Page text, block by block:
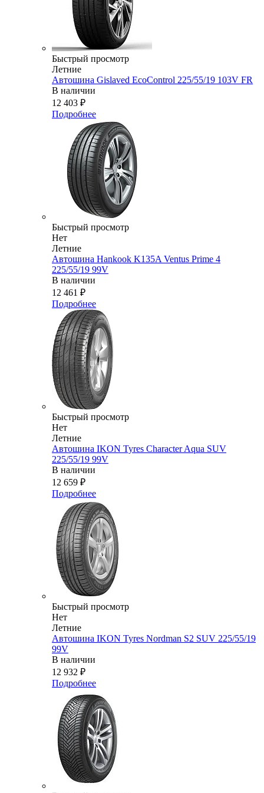
Быстрый просмотр
Летние
Автошина Gislaved EcoControl 225/55/19 103V FR
В наличии
12 403 ₽
Подробнее
Быстрый просмотр
Нет
Летние
Автошина Hankook K135A Ventus Prime 4
225/55/19 99V
В наличии
12 461 ₽
Подробнее
Быстрый просмотр
Нет
Летние
Автошина IKON Tyres Character Aqua SUV
225/55/19 99V
В наличии
12 659 ₽
Подробнее
Быстрый просмотр
Нет
Летние
Автошина IKON Tyres Nordman S2 SUV 225/55/19
99V
В наличии
12 932 ₽
Подробнее